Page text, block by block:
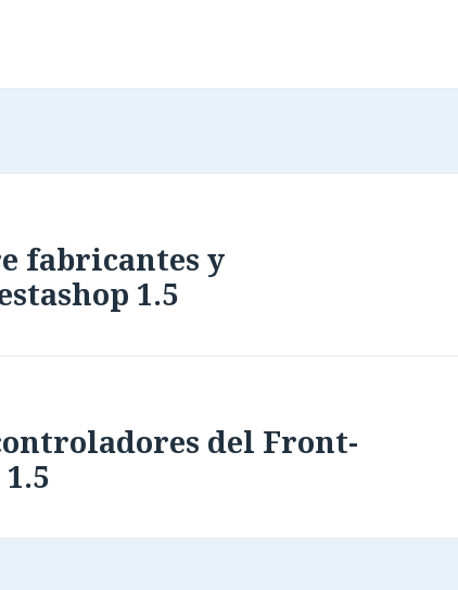
fabricantes y
1.5
del Front-